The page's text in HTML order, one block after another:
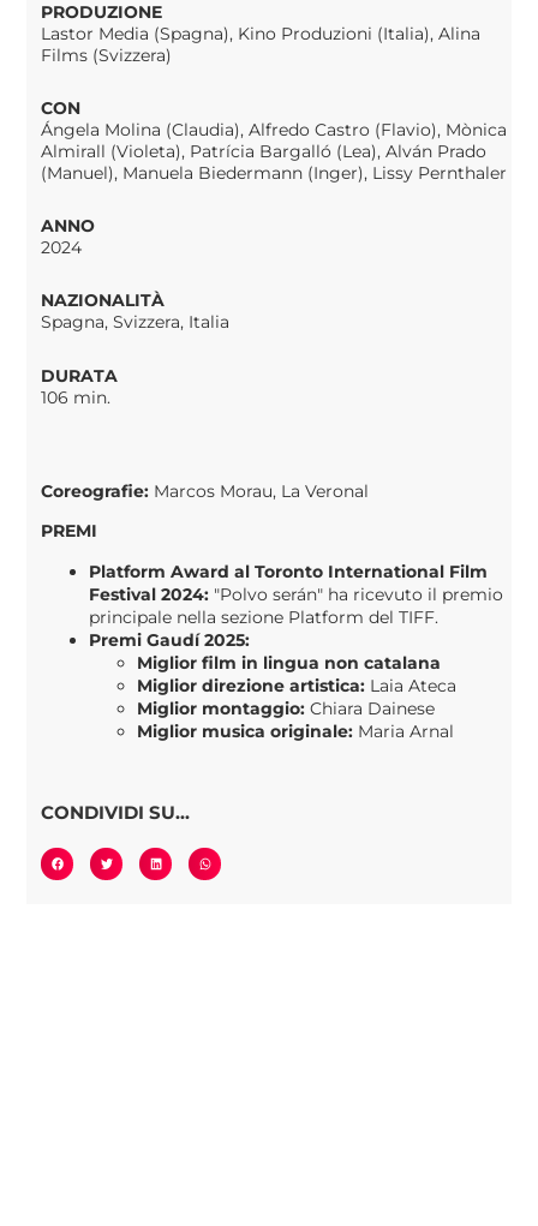
PRODUZIONE
Lastor Media (Spagna), Kino Produzioni (Italia), Alina
Films (Svizzera)
CON
Ángela Molina (Claudia), Alfredo Castro (Flavio), Mònica
Almirall (Violeta), Patrícia Bargalló (Lea), Alván Prado
(Manuel), Manuela Biedermann (Inger), Lissy Pernthaler
ANNO
2024
NAZIONALITÀ
Spagna, Svizzera, Italia
DURATA
106 min.
Coreografie: Marcos Morau, La Veronal
PREMI
Platform Award al Toronto International Film
Festival 2024: "Polvo serán" ha ricevuto il premio
principale nella sezione Platform del TIFF.
Premi Gaudí 2025:
Miglior film in lingua non catalana
Miglior direzione artistica: Laia Ateca
Miglior montaggio: Chiara Dainese
Miglior musica originale: Maria Arnal
CONDIVIDI SU...